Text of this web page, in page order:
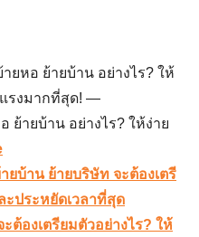
ยหอ ย้ายบ้าน อย่างไร? ให้
รงมากที่สุด!
ย้ายบ้าน อย่างไร? ให้ง่าย
บ้าน ย้ายบริษัท จะต้องเตรี
ะประหยัดเวลาที่สุด
ต้องเตรียมตัวอย่างไร? ให้